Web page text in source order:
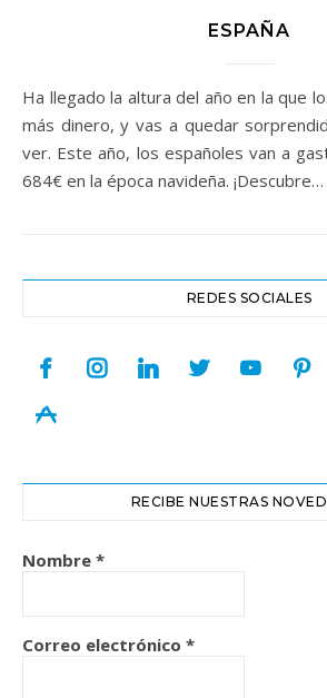
ESPAÑA
Ha llegado la altura del año en la que los Españoles gastan
más dinero, y vas a quedar
ver. Este año, los españoles van a
684€ en la época navideña. ¡Descubre…
REDES SOCIALES
facebookinstagramlinkedintwitteryoutube
appstore
RECIBE NUESTRAS
Nombre *
Correo electrónico *